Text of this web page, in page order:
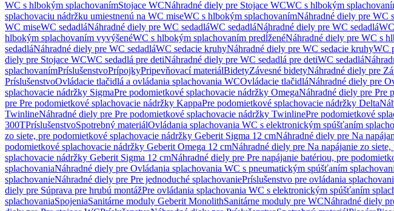
WC s hlbokým splachovanímStojace WCNáhradné diely pre Stojace WCWC s hlbokým
splachovaciu nádržku umiestnenú na WC miseWC s hlbokým splachovanímNáhradné diely pre WC
WC miseWC sedadláNáhradné diely pre WC sedadláWC sedadláNáhradné diely pre WC sedadlá
hlbokým splachovaním vyvýšenéWC s hlbokým splachovaním predĺženéNáhradné diely pre WC s
sedadláNáhradné diely pre WC sedadláWC sedacie kruhyNáhradné diely pre WC sedacie kruhyWC
diely pre Stojace WCWC sedadlá pre detiNáhradné diely pre WC sedadlá pre detiWC sedadlá
splachovanímPríslušenstvoPrípojkyPripevňovací materiálBidetyZávesné bidetyNáhradné diely pre
PríslušenstvoOvládacie tlačidlá a ovládania splachovania WCOvládacie tlačidláNáhradné diely pre
splachovacie nádržky SigmaPre podomietkové splachovacie nádržky OmegaNáhradné diely pre Pre
pre Pre podomietkové splachovacie nádržky KappaPre podomietkové splachovacie nádržky Delta
TwinlineNáhradné diely pre Pre podomietkové splachovacie nádržky TwinlinePre podomietkové
300TPríslušenstvoSpotrebný materiálOvládania splachovania WC s elektronickým spúšťaním
zo siete, pre podomietkové splachovacie nádržky Geberit Sigma 12 cmNáhradné diely pre Na
podomietkové splachovacie nádržky Geberit Omega 12 cmNáhradné diely pre Na napájanie zo
splachovacie nádržky Geberit Sigma 12 cmNáhradné diely pre Pre napájanie batériou, pre
splachovaniaNáhradné diely pre Ovládania splachovania WC s pneumatickým spúšťaním
splachovanieNáhradné diely pre Pre jednoduché splachovaniePríslušenstvo pre ovládania
diely pre Súprava pre hrubú montážPre ovládania splachovania WC s elektronickým spúšťaním
splachovaniaSpojeniaSanitárne moduly Geberit MonolithSanitárne moduly pre WCNáhradné diely